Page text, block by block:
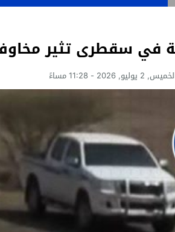
في سقطرى تثير
2 يوليو, 2026 - 11:28 مساءً